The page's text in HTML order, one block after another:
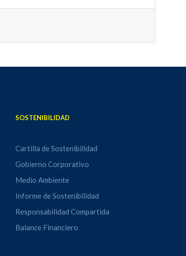
SOSTENIBILIDAD
Cartilla de Sostenibilidad
Gobierno Corporativo
Medio Ambiente
Informe de Sostenibilidad
Responsabilidad Compartida
Balance Financiero